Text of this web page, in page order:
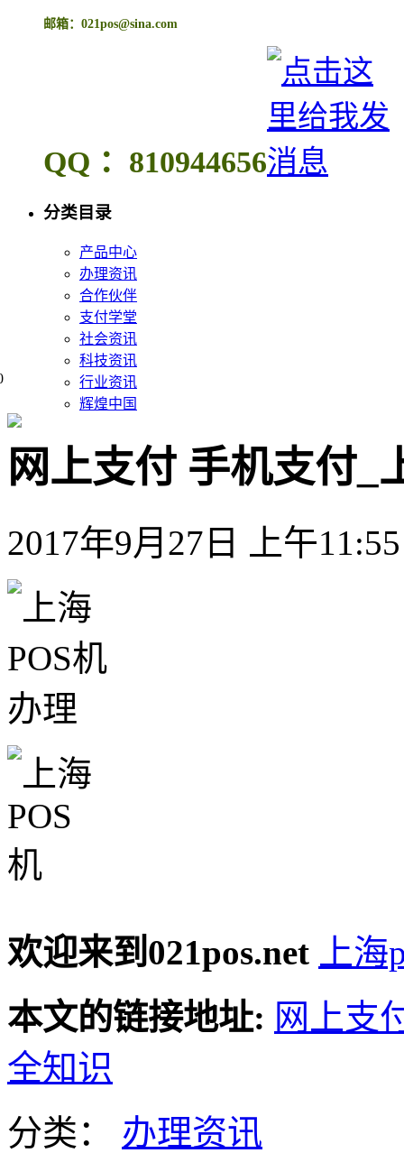
邮箱：021pos@sina.com
QQ ：810944656
分类目录
产品中心
办理资讯
合作伙伴
支付学堂
社会资讯
科技资讯
行业资讯
辉煌中国
网上支付 手机支付_
2017年9月27日 上午11:55
欢迎来到021pos.net
上
本文的链接地址: 网上支
全知识
分类： 办理资讯